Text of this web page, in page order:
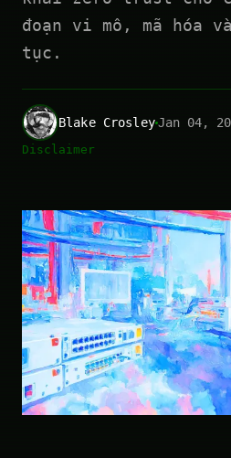
đoạn vi mô, mã hóa
tục.
Blake CrosleyJan 04,
Disclaimer